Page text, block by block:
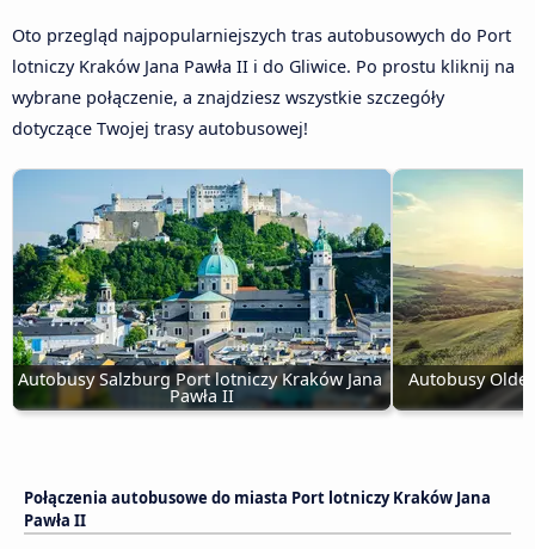
Oto przegląd najpopularniejszych tras autobusowych do Port
lotniczy Kraków Jana Pawła II i do Gliwice. Po prostu kliknij na
wybrane połączenie, a znajdziesz wszystkie szczegóły
dotyczące Twojej trasy autobusowej!
Autobusy Salzburg Port lotniczy Kraków Jana
Pawła II
Autobusy
Połączenia autobusowe do miasta Port lotniczy Kraków Jana
Pawła II